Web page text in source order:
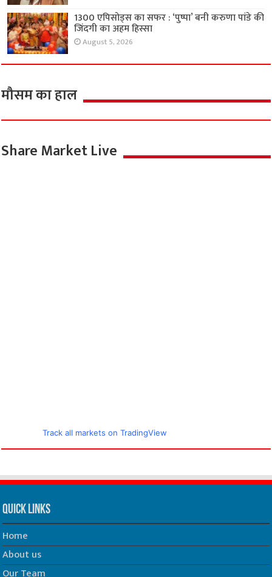
1300 एपिसोड्स का सफर : ‘पुष्पा’ बनी करुणा पांडे की
जिंदगी का अहम हिस्सा
August 5, 2026
मौसम का हाल
Share Market Live
Track all markets on TradingView
Quick Links
Home
About us
Our Team